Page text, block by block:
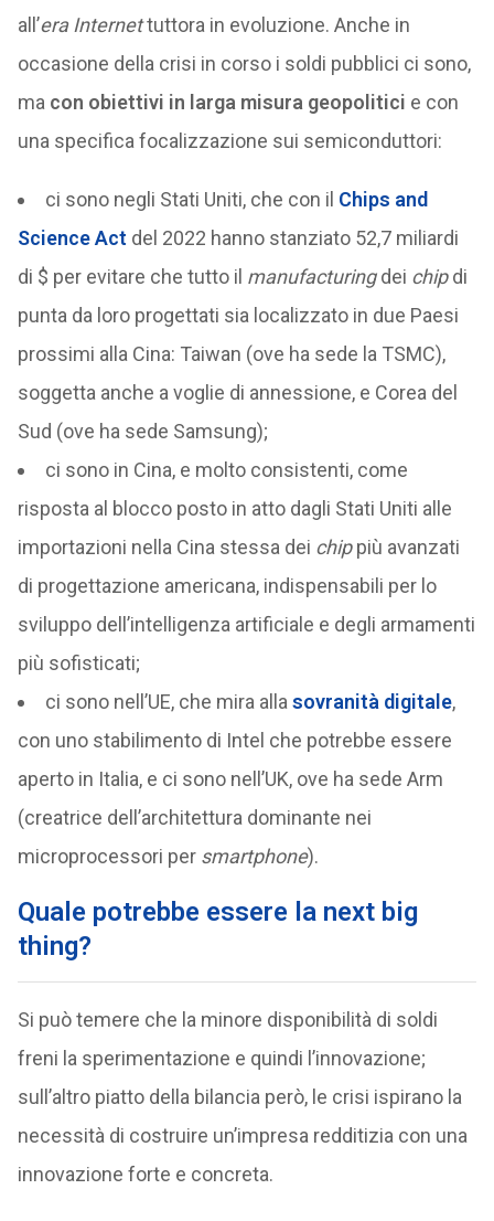
all’era Internettuttora in evoluzione. Anche in
occasione della crisi in corso i soldi pubblici ci sono,
ma con obiettivi in larga misura geopolitici e con
una specifica focalizzazione sui semiconduttori:
ci sono negli Stati Uniti, che con il Chips and
Science Act del 2022 hanno stanziato 52,7 miliardi
di $ per evitare che tutto il manufacturingdei chipdi
punta da loro progettati sia localizzato in due Paesi
prossimi alla Cina: Taiwan (ove ha sede la TSMC),
soggetta anche a voglie di annessione, e Corea del
Sud (ove ha sede Samsung);
ci sono in Cina, e molto consistenti, come
risposta al blocco posto in atto dagli Stati Uniti alle
importazioni nella Cina stessa dei chippiù avanzati
di progettazione americana, indispensabili per lo
sviluppo dell’intelligenza artificiale e degli armamenti
più sofisticati;
ci sono nell’UE, che mira alla sovranità digitale,
con uno stabilimento di Intel che potrebbe essere
aperto in Italia, e ci sono nell’UK, ove ha sede Arm
(creatrice dell’architettura dominante nei
microprocessori per smartphone).
Quale potrebbe essere la next big
thing?
Si può temere che la minore disponibilità di soldi
freni la sperimentazione e quindi l’innovazione;
sull’altro piatto della bilancia però, le crisi ispirano la
necessità di costruire un’impresa redditizia con una
innovazione forte e concreta.